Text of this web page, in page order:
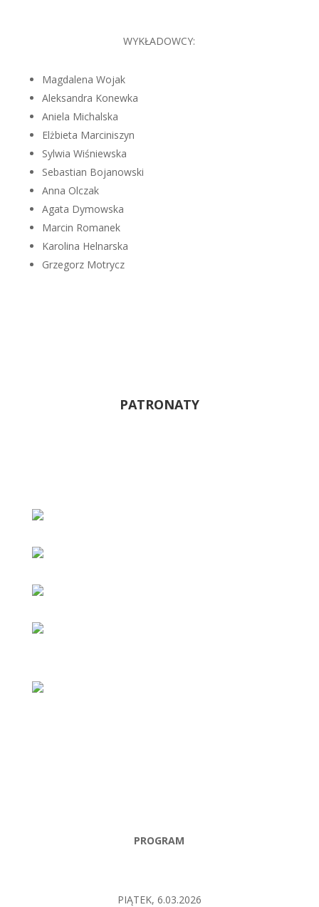
WYKŁADOWCY:
Magdalena Wojak
Aleksandra Konewka
Aniela Michalska
Elżbieta Marciniszyn
Sylwia Wiśniewska
Sebastian Bojanowski
Anna Olczak
Agata Dymowska
Marcin Romanek
Karolina Helnarska
Grzegorz Motrycz
PATRONATY
PROGRAM
PIĄTEK, 6.03.2026